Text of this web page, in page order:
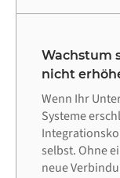
Wachstum
nicht
Wenn Ihr
Systeme
selbst. Ohne
neue